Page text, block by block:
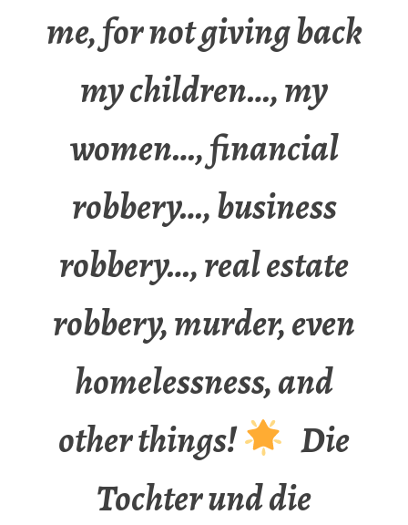
me, for not giving back
my children…, my
women…, financial
robbery…, business
robbery…, real estate
robbery, murder, even
homelessness, and
other things!
Die
Tochter und die